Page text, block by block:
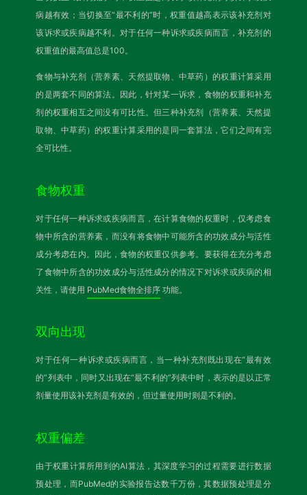
病越有效；当切换至“最不利的”时，权重值越高表示该补充剂对
该诉求或疾病越不利。对于任何一种诉求或疾病而言，补充剂的
权重值的最高值总是100。
食物与补充剂（营养素、天然提取物、中草药）的权重计算采用
的是两套不同的算法。因此，针对某一诉求，食物的权重和补充
剂的权重相互之间没有可比性。但三种补充剂（营养素、天然提
取物、中草药）的权重计算采用的是同一套算法，它们之间有完
全可比性。
食物权重
对于任何一种诉求或疾病而言，在计算食物的权重时，仅考虑食
物中所含的营养素，而没有将食物中可能所含的功效成分与活性
成分考虑在内。因此，食物的权重仅供参考。要获得在充分考虑
了食物中所含的功效成分与活性成分的情况下对诉求或疾病的相
关性，请使用 PubMed食物全排序 功能。
双向出现
对于任何一种诉求或疾病而言，当一种补充剂既出现在“最有效
的”列表中，同时又出现在“最不利的”列表中时，表示的是以正常
剂量使用该补充剂是有效的，但过量使用时则是不利的。
权重偏差
由于权重计算所用到的AI算法，其深度学习的过程需要进行数据
预处理，而PubMed的实验报告达数千万份，其数据预处理是分